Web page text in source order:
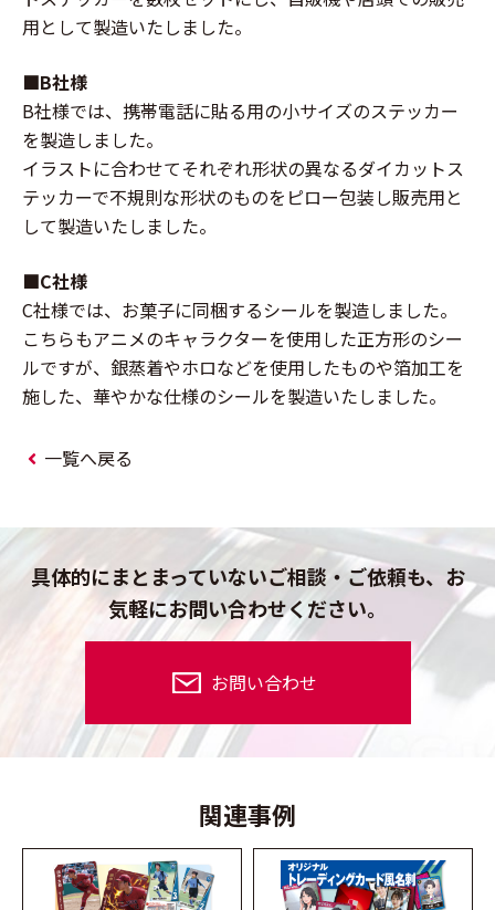
用として製造いたしました。
■B社様
B社様では、携帯電話に貼る用の小サイズのステッカー
を製造しました。
イラストに合わせてそれぞれ形状の異なるダイカットス
テッカーで不規則な形状のものをピロー包装し販売用と
して製造いたしました。
■C社様
C社様では、お菓子に同梱するシールを製造しました。
こちらもアニメのキャラクターを使用した正方形のシー
ルですが、銀蒸着やホロなどを使用したものや箔加工を
施した、華やかな仕様のシールを製造いたしました。
一覧へ戻る
具体的にまとまっていないご相談・ご依頼も、 お
気軽にお問い合わせください。
お問い合わせ
関連事例